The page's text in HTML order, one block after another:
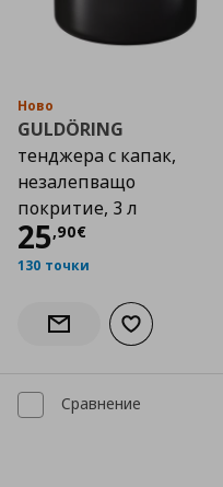
Ново
GULDÖRING
тенджера с капак,
незалепващо
покритие, 3 л
25,90€
Цена
130 точки
Информирай ме за
Добави към
Сравнение